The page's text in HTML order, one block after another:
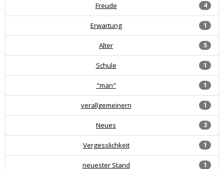
4
Freude
1
Erwartung
5
Alter
1
Schule
1
"man"
1
verallgemeinern
3
Neues
1
Vergesslichkeit
1
neuester Stand